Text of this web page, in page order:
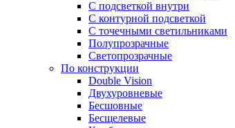
С подсветкой внутри
С контурной подсветкой
С точечными светильниками
Полупрозрачные
Светопрозрачные
По конструкции
Double Vision
Двухуровневые
Бесшовные
Бесщелевые